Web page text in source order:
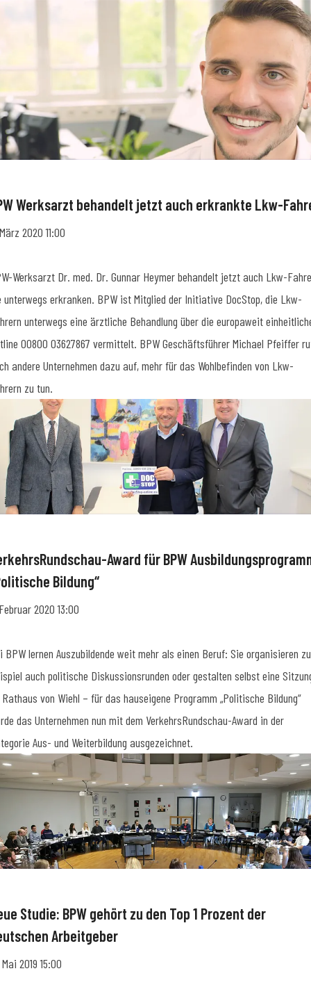
Werksarzt behandelt jetzt auch erkrankte Lkw-
2020 11:00
Werksarzt Dr. med. Dr. Gunnar Heymer behandelt jetzt auch Lkw-
unterwegs erkranken. BPW ist Mitglied der Initiative DocStop, die Lkw-
unterwegs eine ärztliche Behandlung über die europaweit
00800 03627867 vermittelt. BPW Geschäftsführer Michael Pfeiffer
andere Unternehmen dazu auf, mehr für das Wohlbefinden von Lkw-
zu tun.
Award für BPW
Bildung“
2020 13:00
BPW lernen Auszubildende weit mehr als einen Beruf: Sie organisieren
auch politische Diskussionsrunden oder gestalten selbst eine
von Wiehl – für das hauseigene Programm „Politische Bildung“
das Unternehmen nun mit dem VerkehrsRundschau-Award in der
Aus- und Weiterbildung ausgezeichnet.
Studie: BPW gehört zu den Top 1 Prozent der
Arbeitgeber
Mai 2019 15:00